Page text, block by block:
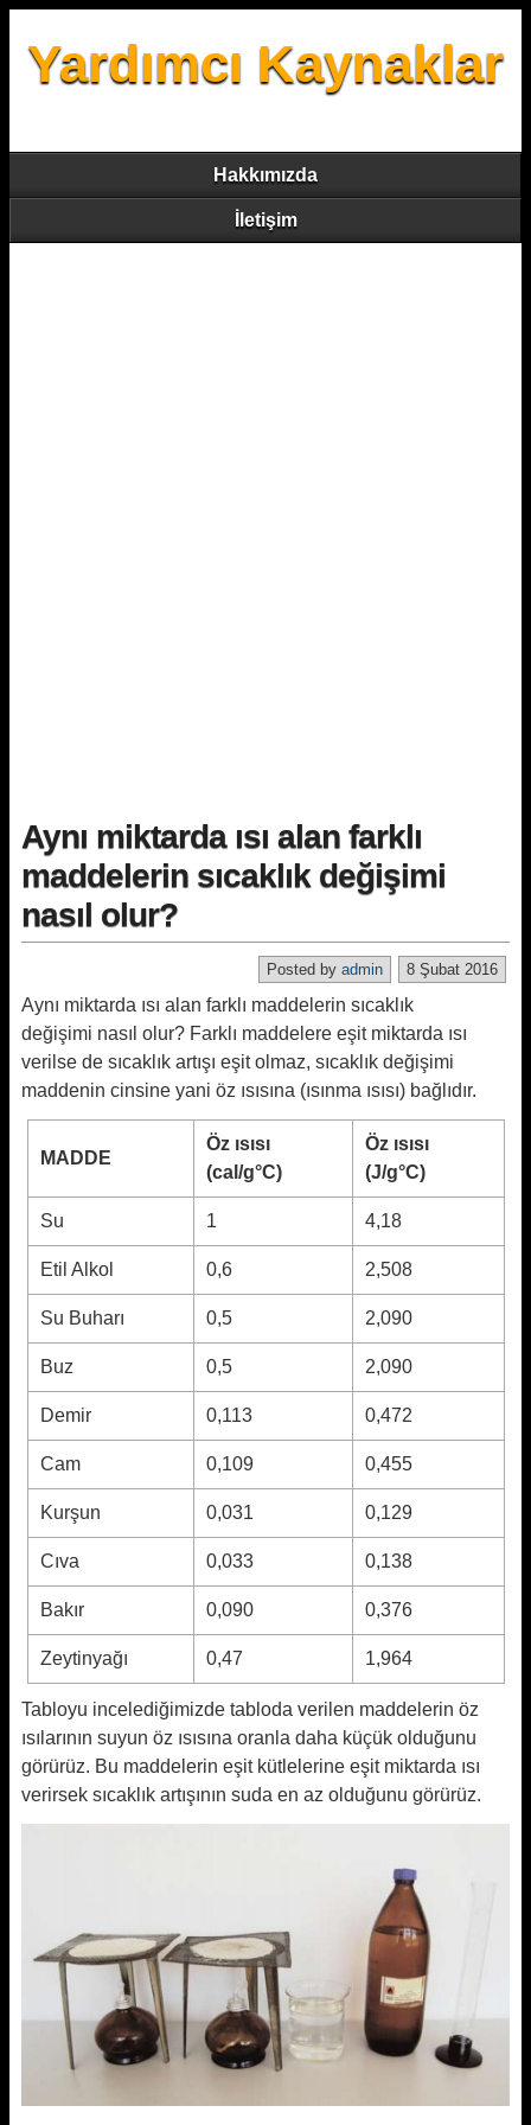
Yardımcı Kaynaklar
Hakkımızda
İletişim
Aynı miktarda ısı alan farklı
maddelerin sıcaklık değişimi
nasıl olur?
8 Şubat 2016
Posted by admin
Aynı miktarda ısı alan farklı maddelerin sıcaklık
değişimi nasıl olur? Farklı maddelere eşit miktarda ısı
verilse de sıcaklık artışı eşit olmaz, sıcaklık değişimi
maddenin cinsine yani öz ısısına (ısınma ısısı) bağlıdır.
MADDE
Öz ısısı
(cal/g°C)
Öz ısısı
(J/g°C)
Su 1 4,18
Etil Alkol 0,6 2,508
Su Buharı 0,5 2,090
Buz 0,5 2,090
Demir 0,113 0,472
Cam 0,109 0,455
Kurşun 0,031 0,129
Cıva 0,033 0,138
Bakır 0,090 0,376
Zeytinyağı 0,47 1,964
Tabloyu incelediğimizde tabloda verilen maddelerin öz
ısılarının suyun öz ısısına oranla daha küçük olduğunu
görürüz. Bu maddelerin eşit kütlelerine eşit miktarda ısı
verirsek sıcaklık artışının suda en az olduğunu görürüz.